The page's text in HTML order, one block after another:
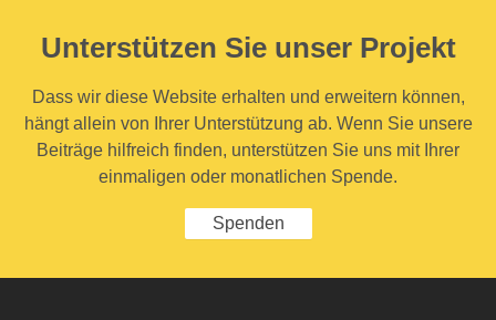
Unterstützen Sie unser Projekt
Dass wir diese Website erhalten und erweitern können,
hängt allein von Ihrer Unterstützung ab. Wenn Sie unsere
Beiträge hilfreich finden, unterstützen Sie uns mit Ihrer
einmaligen oder monatlichen Spende.
Spenden